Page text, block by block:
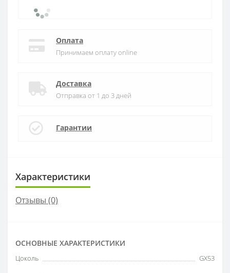
Оплата
Принимаем оплату online
Доставка
Отправка от 1 до 3 дней
Гарантии
Характеристики
Отзывы (0)
ОСНОВНЫЕ ХАРАКТЕРИСТИКИ
Цоколь GX53